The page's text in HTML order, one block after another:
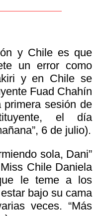
y Chile es que
un error como
y en Chile se
Fuad Chahín
primera sesión de
el día
6 de julio).
sola, Dani”
Chile Daniela
le teme a los
bajo su cama
veces. “Más